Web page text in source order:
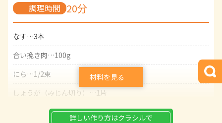
材料を見る
調理時間 20分
なす…3本
合い挽き肉…100g
にら…1/2束
しょうが（みじん切り）…1片
にんにく（みじん切り）…1片
詳しい作り方はクラシルで